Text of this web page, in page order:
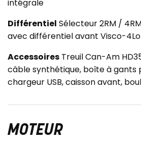
intégrale
Différentiel Sélecteur 2RM /
avec différentiel avant Visco-
Accessoires Treuil Can-Am
câble synthétique, boîte à gants
chargeur USB, caisson avant,
MOTEUR